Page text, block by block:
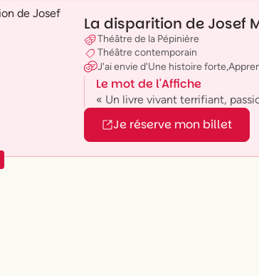
La disparition de Josef
Théâtre de la Pépinière
Théâtre contemporain
J'ai envied'Une histoire forte,
Le mot de l'Affiche
« Un livre vivant terrifiant,
Je réserve mon billet